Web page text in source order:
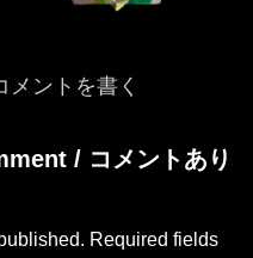
メントを書く
/ コメントあり
Required fields